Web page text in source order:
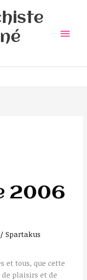
2006
/Spartakus
et tous, que cette
plaisirs et de